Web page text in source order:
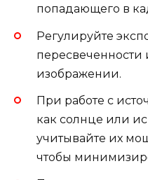
попадающего в
Регулируйте
пересвеченности
изображении.
При работе с
как солнце или
учитывайте их
чтобы